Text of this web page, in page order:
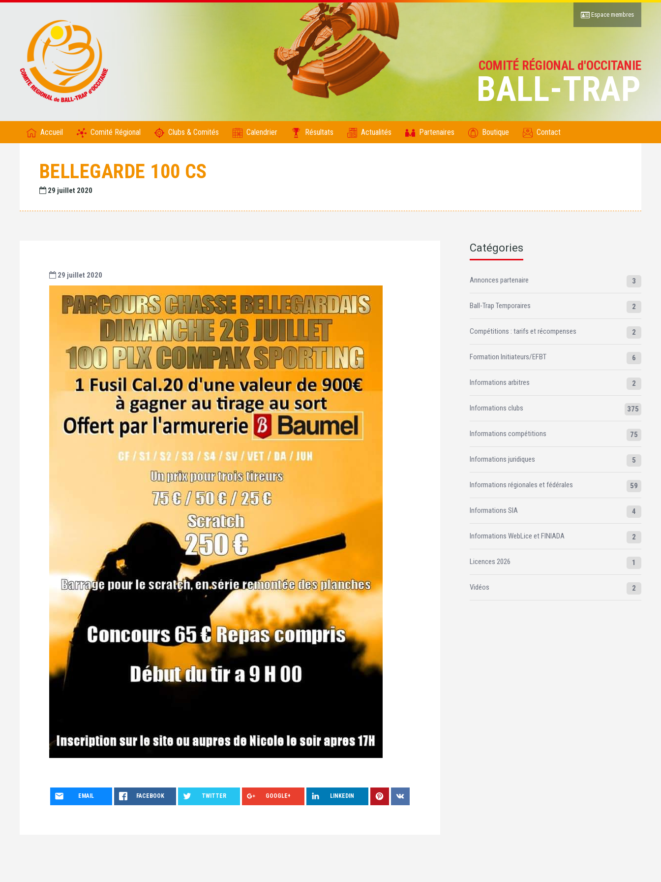
COMITÉ RÉGIONAL d'OCCITANIE
BALL-TRAP
Espace membres
Accueil Comité Régional Clubs & Comités Calendrier Résultats Actualités Partenaires Boutique Contact
BELLEGARDE 100 CS
29 juillet 2020
29 juillet 2020
EMAIL FACEBOOK TWITTER GOOGLE+ LINKEDIN
Catégories
Annonces partenaire 3
Ball-Trap Temporaires 2
Compétitions : tarifs et récompenses 2
Formation Initiateurs/EFBT 6
Informations arbitres 2
Informations clubs 375
Informations compétitions 75
Informations juridiques 5
Informations régionales et fédérales 59
Informations SIA 4
Informations WebLice et FINIADA 2
Licences 2026 1
Vidéos 2